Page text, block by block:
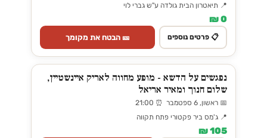
📍 תיאטרון הבית גולדה ע"ש גברי לוי
0 ₪
📋 פרטים נוספים 🎫 הבטח את מקומך
נפגשים על הדשא - מופע מחווה לאריק איינשטיין,
שלום חנוך ומאיר אריאל
📅 ראשון, 6 ספטמבר ⏰ 21:00
📍 ג'מס ביר פקטורי פתח תקווה
105 ₪